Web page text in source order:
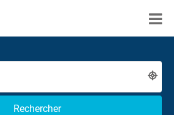
Rechercher